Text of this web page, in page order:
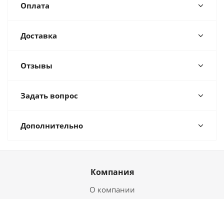
Оплата
Доставка
Отзывы
Задать вопрос
Дополнительно
Компания
О компании